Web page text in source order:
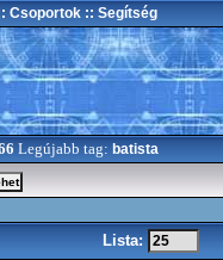
Csoportok :: Segítség
Legújabb tag: batista
Lista: